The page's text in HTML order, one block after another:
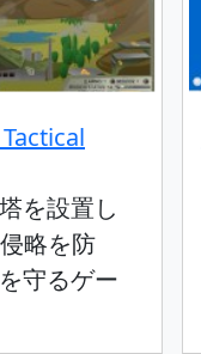
を設置し
略を防
守るゲー